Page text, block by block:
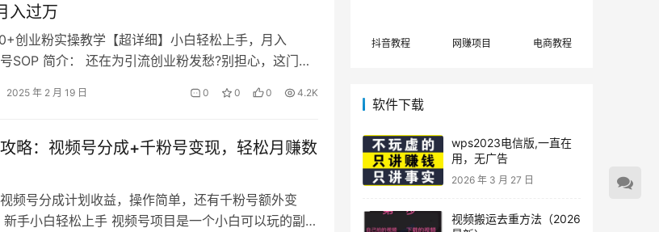
入过万
创业粉实操教学【超详细】小白轻松上手，月入
SOP 简介： 还在为引流创业粉发愁?别担心，这门保
2025 年 2 月 19 日 0 0 0 4.2K
略：视频号分成+千粉号变现，轻松月赚数
频号分成计划收益，操作简单，还有千粉号额外变
手小白轻松上手 视频号项目是一个小白可以玩的副
抖音教程 网赚项目 电商教程
软件下载
wps2023电信版,一直在
用，无广告
2026 年 3 月 27 日
视频搬运去重方法（2026